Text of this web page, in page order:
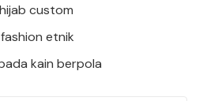
custom
etnik
kain berpola